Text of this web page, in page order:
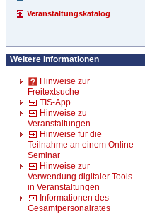
Veranstaltungskatalog
Weitere Informationen
Hinweise zur
Freitextsuche
TIS-App
Hinweise zu
Veranstaltungen
Hinweise für die
Teilnahme an einem Online-
Seminar
Hinweise zur
Verwendung digitaler Tools
in Veranstaltungen
Informationen des
Gesamtpersonalrates